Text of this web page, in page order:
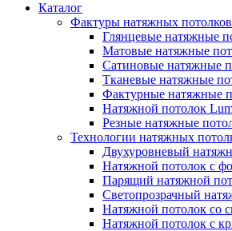
Каталог
Фактуры натяжных потолков
Глянцевые натяжные
Матовые натяжные
Сатиновые натяжные
Тканевые натяжные
Фактурные натяжные
Натяжной потолок
Резные натяжные
Технологии натяжных
Двухуровневый
Натяжной потолок с
Парящий натяжной
Светопрозрачный
Натяжной потолок со
Натяжной потолок с